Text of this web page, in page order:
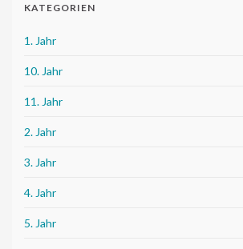
KATEGORIEN
1. Jahr
10. Jahr
11. Jahr
2. Jahr
3. Jahr
4. Jahr
5. Jahr